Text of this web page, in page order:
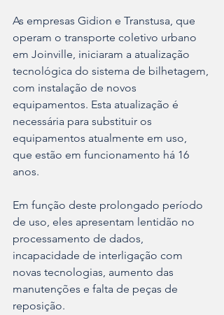
As empresas Gidion e Transtusa, que
operam o transporte coletivo urbano
em Joinville, iniciaram a atualização
tecnológica do sistema de bilhetagem,
com instalação de novos
equipamentos. Esta atualização é
necessária para substituir os
equipamentos atualmente em uso,
que estão em funcionamento há 16
anos.
Em função deste prolongado período
de uso, eles apresentam lentidão no
processamento de dados,
incapacidade de interligação com
novas tecnologias, aumento das
manutenções e falta de peças de
reposição.